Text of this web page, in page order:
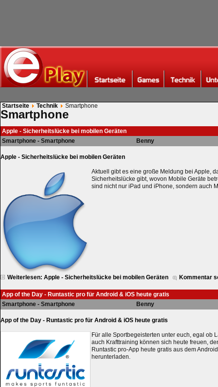
Startseite Technik Smartphone
Smartphone
Apple - Sicherheitslücke bei mobilen Geräten
Smartphone - Smartphone
Benny
Apple - Sicherheitslücke bei mobilen Geräten
Aktuell gibt es eine große Meldung bei Apple,
Sicherheitslücke gibt, wovon Mobile Geräte
sind nicht nur iPad und iPhone, sondern auch
Weiterlesen: Apple - Sicherheitslücke bei mobilen Geräten Kommentar
App of the Day - Runtastic pro für Android & iOS heute gratis
Smartphone - Smartphone
Benny
App of the Day - Runtastic pro für Android & iOS heute gratis
Für alle Sportbegeisterten unter euch, egal ob
auch Krafttraining können sich heute freuen,
Runtastic pro-App heute gratis aus dem
herunterladen.